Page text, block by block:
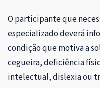
O participante que
especializado deverá
condição que motiva a
cegueira, deficiência
intelectual, dislexia ou